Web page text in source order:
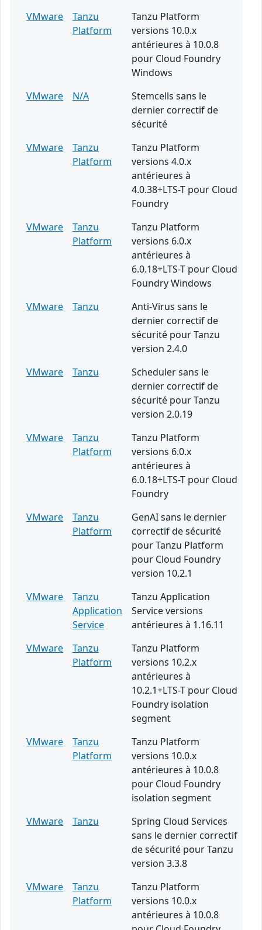
VMware
Tanzu
Platform
Tanzu Platform
versions 10.0.x
antérieures à 10.0.8
pour Cloud Foundry
Windows
VMware
N/A
Stemcells sans le
dernier correctif de
sécurité
VMware
Tanzu
Platform
Tanzu Platform
versions 4.0.x
antérieures à
4.0.38+LTS-T pour Cloud
Foundry
VMware
Tanzu
Platform
Tanzu Platform
versions 6.0.x
antérieures à
6.0.18+LTS-T pour Cloud
Foundry Windows
VMware
Tanzu
Anti-Virus sans le
dernier correctif de
sécurité pour Tanzu
version 2.4.0
VMware
Tanzu
Scheduler sans le
dernier correctif de
sécurité pour Tanzu
version 2.0.19
VMware
Tanzu
Platform
Tanzu Platform
versions 6.0.x
antérieures à
6.0.18+LTS-T pour Cloud
Foundry
VMware
Tanzu
Platform
GenAI sans le dernier
correctif de sécurité
pour Tanzu Platform
pour Cloud Foundry
version 10.2.1
VMware
Tanzu
Application
Service
Tanzu Application
Service versions
antérieures à 1.16.11
VMware
Tanzu
Platform
Tanzu Platform
versions 10.2.x
antérieures à
10.2.1+LTS-T pour Cloud
Foundry isolation
segment
VMware
Tanzu
Platform
Tanzu Platform
versions 10.0.x
antérieures à 10.0.8
pour Cloud Foundry
isolation segment
VMware
Tanzu
Spring Cloud Services
sans le dernier correctif
de sécurité pour Tanzu
version 3.3.8
VMware
Tanzu
Platform
Tanzu Platform
versions 10.0.x
antérieures à 10.0.8